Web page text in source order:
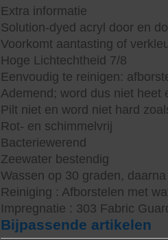
Extra informatie
Solution-dyed acryl door en
Voorkomt aantasting of
Hoge Lichtechtheid 7/8
Eenvoudig te reinigen:
Ademend; word dus niet heet
Pilt niet en word niet hard
Rot- en schimmelvrij
Bacteriewerend
Zeewater bestendig
Wassen op 30 graden,
Reiniging : Afborstelen met
Impregnatie : 303 Fabric
Bijpassende artikelen